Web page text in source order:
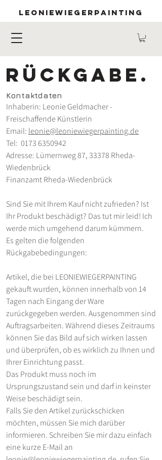
LEONIEWIEGERPAINTING
RÜCKGABE.
Kontaktdaten
Inhaberin: Leonie Geldmacher -
Freischaffende Künstlerin
Email: leonie@leoniewiegerpainting.de
Tel: 0173 6350942
Adresse: Lümernweg 87, 33378 Rheda-
Wiedenbrück
Finanzamt Rheda-Wiedenbrück
Sind Sie mit Ihrem Kauf nicht zufrieden? Ist
Ihr Produkt beschädigt? Das tut mir leid! Ich
werde mich umgehend darum kümmern.
Es gelten die folgenden
Rückgabebedingungen:
Artikel, die bei LEONIEWIEGERPAINTING
gekauft wurden, können innerhalb von 14
Tagen nach Eingang der Ware
zurückgegeben werden. Ausgenommen sind
Auftragsarbeiten. Während dieses Zeitraums
können Sie das Bild auf sich wirken lassen
und überprüfen, ob es wirklich zu Ihnen und
Ihrer Einrichtung passt.
Das Produkt muss noch im
Ursprungszustand sein und darf in keinster
Weise beschädigt sein.
Falls Sie den Artikel zurückschicken
möchten, müssen Sie mich darüber
informieren. Schreiben Sie mir dazu einfach
eine kurze E-Mail an